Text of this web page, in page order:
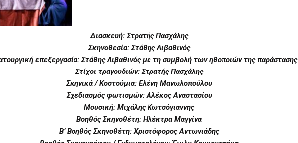
Διασκευή: Στρατής Πασχάλης
Σκηνοθεσία: Στάθης Λιβαθινός
επεξεργασία: Στάθης Λιβαθινός με τη συμβολή των ηθοποιών της παράστασης
Στίχοι τραγουδιών: Στρατής Πασχάλης
Σκηνικά / Κοστούμια: Ελένη Μανωλοπούλου
Σχεδιασμός φωτισμών: Αλέκος Αναστασίου
Μουσική: Μιχάλης Κωτσόγιαννης
Βοηθός Σκηνοθέτη: Ηλέκτρα Μαγγίνα
Β’ Βοηθός Σκηνοθέτη: Χριστόφορος Αντωνιάδης